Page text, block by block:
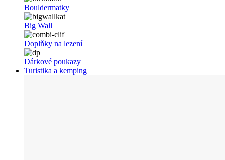
Bouldermatky
Big Wall
Doplňky na lezení
Dárkové poukazy
Turistika a kemping